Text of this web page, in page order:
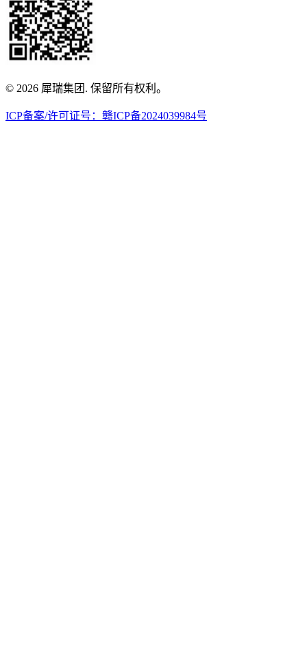
© 2026 犀瑞集团. 保留所有权利。
ICP备案/许可证号：赣ICP备2024039984号